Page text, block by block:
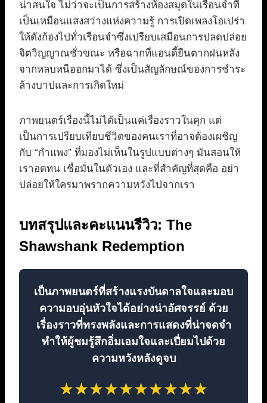
น่าสนใจ ไม่ว่าจะเป็นการสร้างห้องสมุดในเรือนจำที่
เป็นเหมือนแสงสว่างแห่งความรู้ การเปิดเพลงโอเปร่า
ให้ดังก้องไปทั่วเรือนจำซึ่งเปรียบเสมือนการปลดปล่อย
จิตวิญญาณชั่วขณะ หรือฉากที่แอนดี้ยืนตากฝนหลัง
จากหลบหนีออกมาได้ ซึ่งเป็นสัญลักษณ์ของการชำระ
ล้างบาปและการเกิดใหม่
ภาพยนตร์เรื่องนี้ไม่ได้เป็นแค่เรื่องราวในคุก แต่
เป็นการเปรียบเทียบชีวิตของคนเราที่อาจต้องเผชิญ
กับ “กำแพง” ที่มองไม่เห็นในรูปแบบต่างๆ มันสอนให้
เราอดทน เชื่อมั่นในตัวเอง และที่สำคัญที่สุดคือ อย่า
ปล่อยให้ใครมาพรากความหวังไปจากเรา
บทสรุปและคะแนนรีวิว: The
Shawshank Redemption
เป็นภาพยนตร์ที่สร้างแรงบันดาลใจและมอบ
ความอบอุ่นหัวใจได้อย่างน่าอัศจรรย์ ด้วย
เรื่องราวที่ทรงพลังและการแสดงที่น่าจดจำ
ทำให้ผู้ชมรู้สึกอิ่มเอมใจและเปี่ยมไปด้วย
ความหวังหลังดูจบ
★★★★★★★★★★